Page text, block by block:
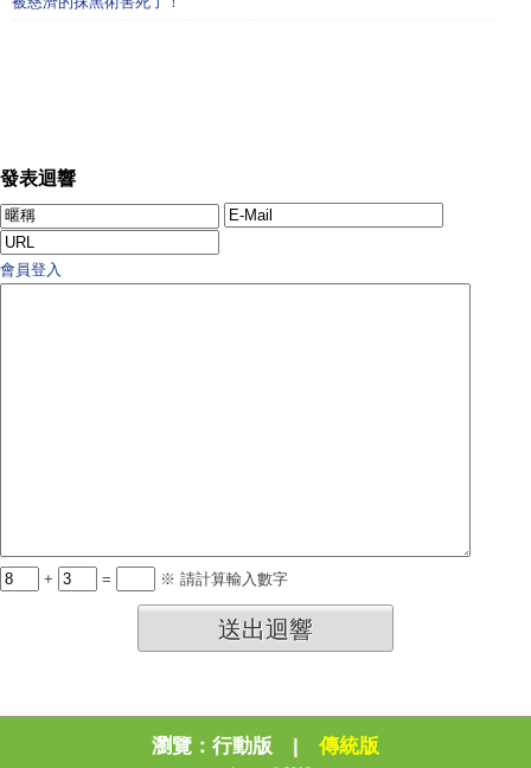
發表迴響
會員登入
+ = ※ 請計算輸入數字
送出迴響
瀏覽： 行動版 | 傳統版